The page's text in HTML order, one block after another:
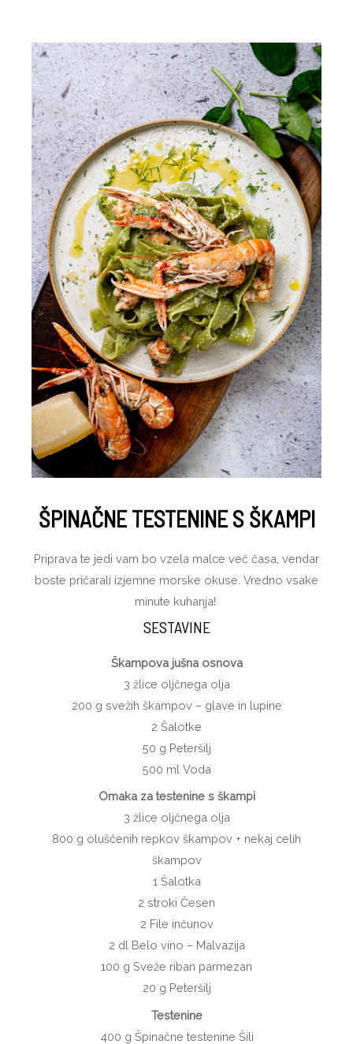
ŠPINAČNE TESTENINE S ŠKAMPI
Priprava te jedi vam bo vzela malce več časa, vendar
boste pričarali izjemne morske okuse. Vredno vsake
minute kuhanja!
SESTAVINE
Škampova jušna osnova
3 žlice oljčnega olja
200 g svežih škampov – glave in lupine
2 Šalotke
50 g Peteršilj
500 ml Voda
Omaka za testenine s škampi
3 žlice oljčnega olja
800 g oluščenih repkov škampov + nekaj celih
škampov
1 Šalotka
2 stroki Česen
2 File inčunov
2 dl Belo vino – Malvazija
100 g Sveže riban parmezan
20 g Peteršilj
Testenine
400 g Špinačne testenine Šili